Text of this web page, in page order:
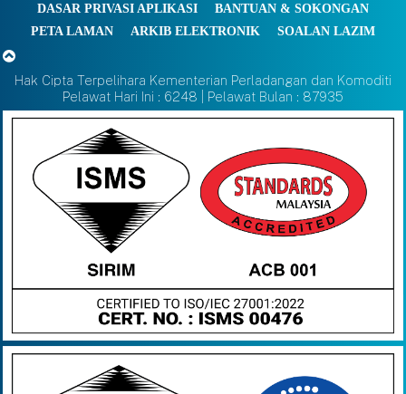
DASAR PRIVASI APLIKASI
BANTUAN & SOKONGAN
PETA LAMAN
ARKIB ELEKTRONIK SOALAN LAZIM
Hak Cipta Terpelihara Kementerian Perladangan dan Komoditi
Pelawat Hari Ini : 6248 | Pelawat Bulan : 87935